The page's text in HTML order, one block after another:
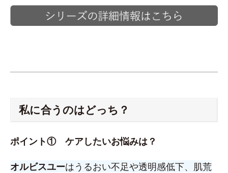
私に合うのはどっち？
ポイント① ケアしたいお悩みは？
オルビスユーはうるおい不足や透明感低下、肌荒